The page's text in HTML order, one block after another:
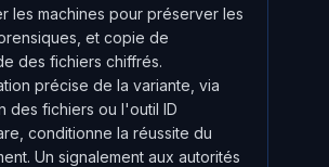
les machines pour préserver les
et copie de
des fichiers chiffrés.
précise de la variante, via
des fichiers ou l'outil ID
conditionne la réussite du
Un signalement aux autorités